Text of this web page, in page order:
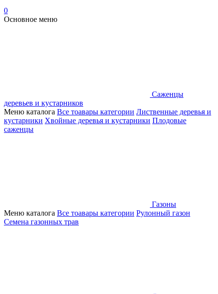
0
Основное меню
Саженцы
деревьев и кустарников
Меню каталога Все тоавары категории Лиственные деревья и
кустарники Хвойные деревья и кустарники Плодовые
саженцы
Газоны
Меню каталога Все тоавары категории Рулонный газон
Семена газонных трав